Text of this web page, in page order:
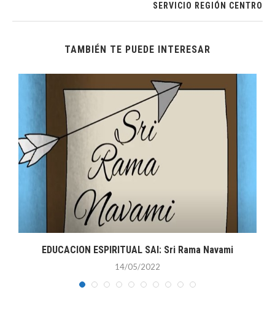
SERVICIO REGIÓN CENTRO
TAMBIÉN TE PUEDE INTERESAR
EDUCACION ESPIRITUAL SAI: Sri Rama Navami
14/05/2022